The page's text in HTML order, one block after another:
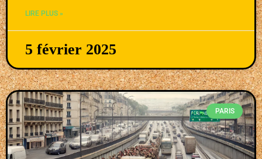
LIRE PLUS »
5 février 2025
PARIS